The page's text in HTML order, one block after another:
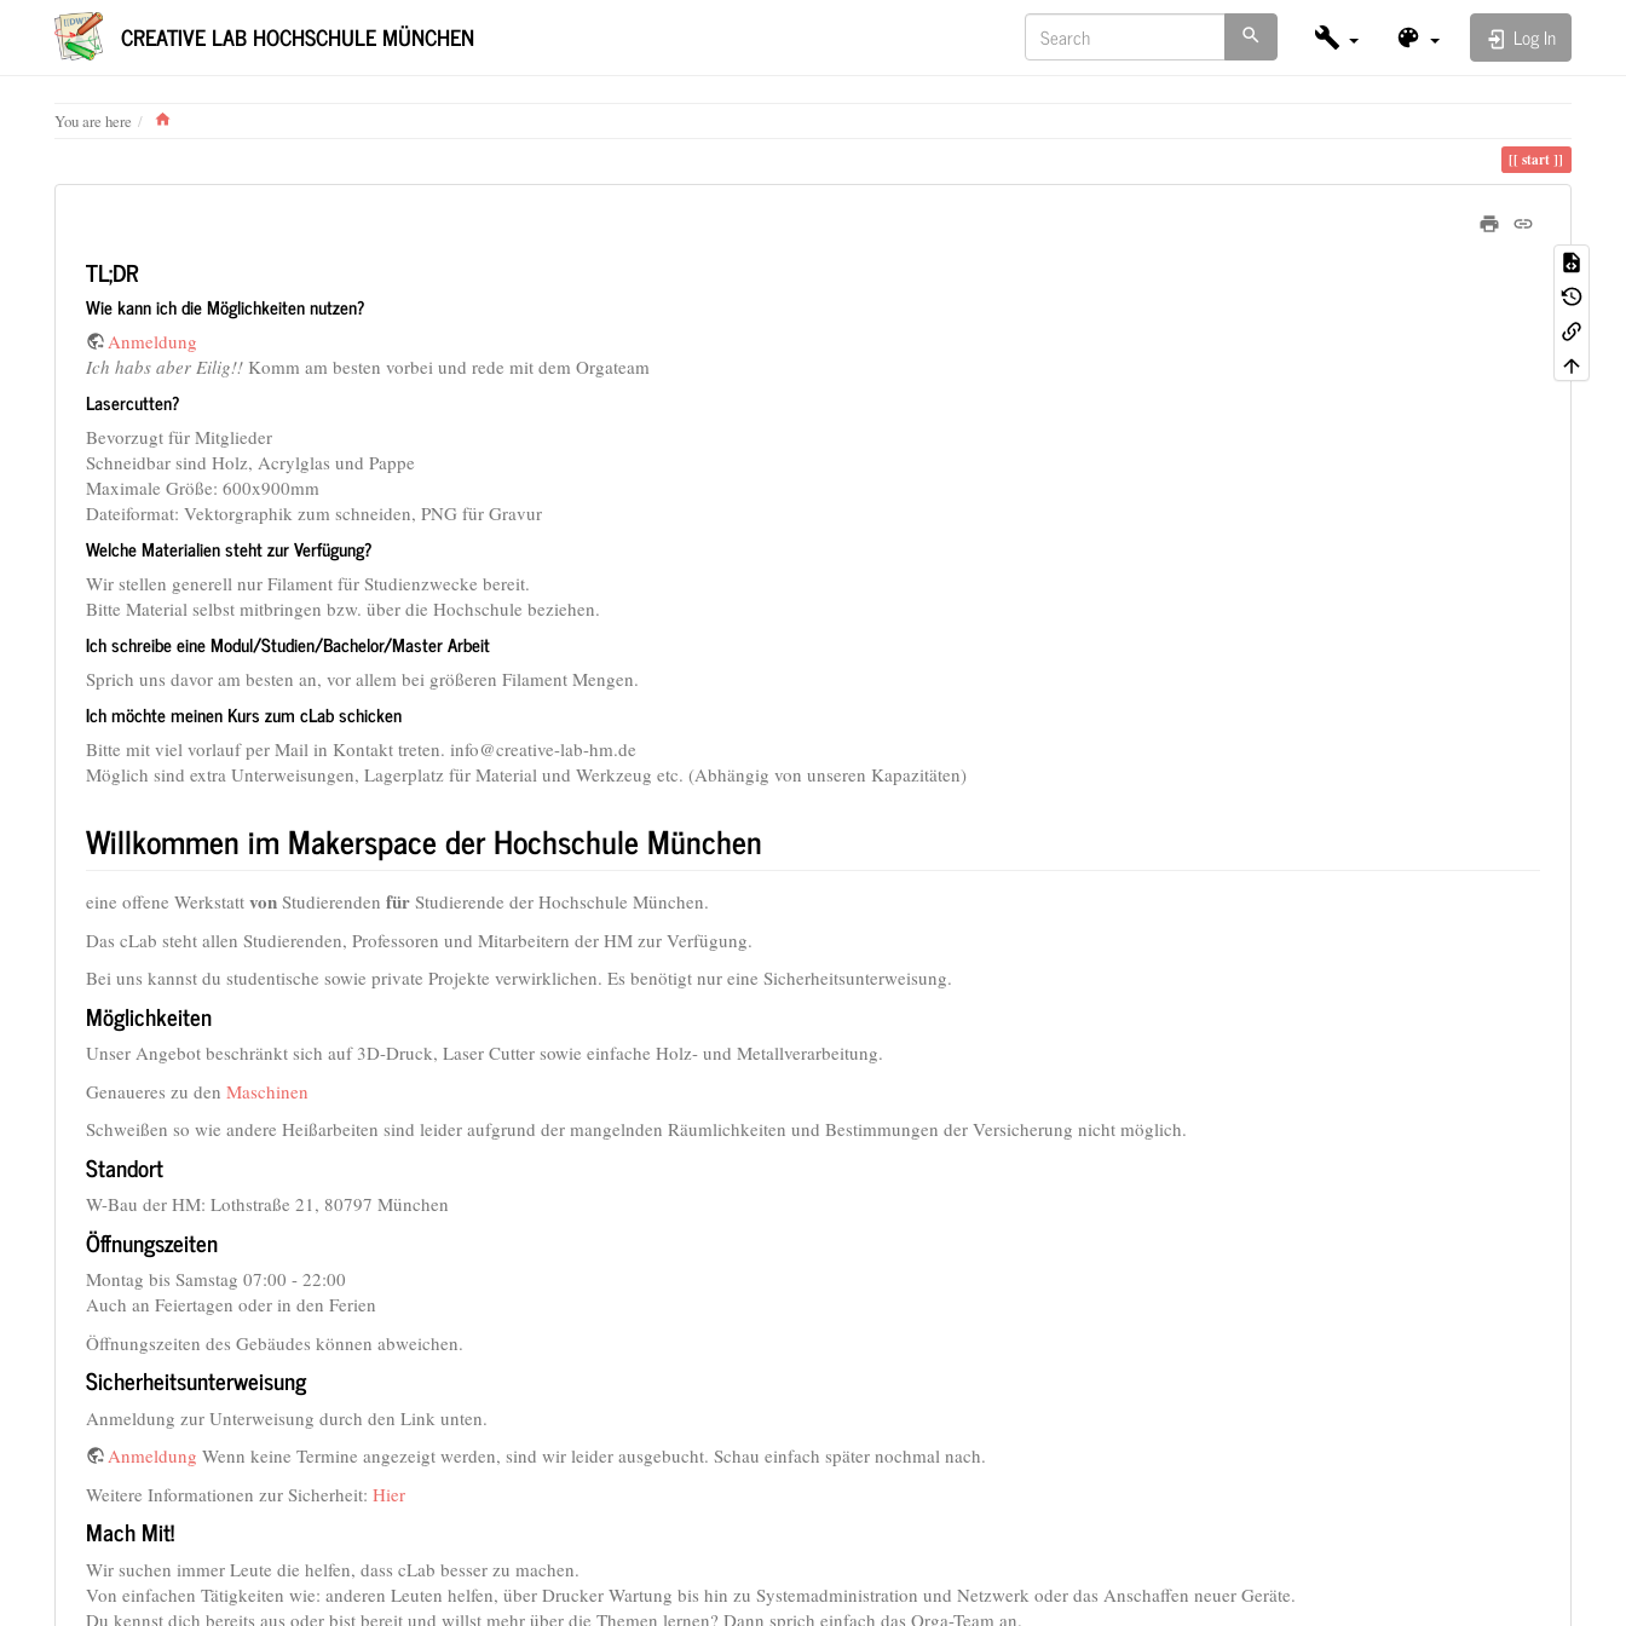
CREATIVE LAB HOCHSCHULE MÜNCHEN Log In
You are here
start
TL;DR
Wie kann ich die Möglichkeiten nutzen?
Anmeldung
Ich habs aber Eilig!! Komm am besten vorbei und rede mit dem Orgateam
Lasercutten?
Bevorzugt für Mitglieder
Schneidbar sind Holz, Acrylglas und Pappe
Maximale Größe: 600x900mm
Dateiformat: Vektorgraphik zum schneiden, PNG für Gravur
Welche Materialien steht zur Verfügung?
Wir stellen generell nur Filament für Studienzwecke bereit.
Bitte Material selbst mitbringen bzw. über die Hochschule beziehen.
Ich schreibe eine Modul/Studien/Bachelor/Master Arbeit
Sprich uns davor am besten an, vor allem bei größeren Filament Mengen.
Ich möchte meinen Kurs zum cLab schicken
Bitte mit viel vorlauf per Mail in Kontakt treten. info@creative-lab-hm.de
Möglich sind extra Unterweisungen, Lagerplatz für Material und Werkzeug etc. (Abhängig von unseren Kapazitäten)
Willkommen im Makerspace der Hochschule München
eine offene Werkstatt von Studierenden für Studierende der Hochschule München.
Das cLab steht allen Studierenden, Professoren und Mitarbeitern der HM zur Verfügung.
Bei uns kannst du studentische sowie private Projekte verwirklichen. Es benötigt nur eine Sicherheitsunterweisung.
Möglichkeiten
Unser Angebot beschränkt sich auf 3D-Druck, Laser Cutter sowie einfache Holz- und Metallverarbeitung.
Genaueres zu den Maschinen
Schweißen so wie andere Heißarbeiten sind leider aufgrund der mangelnden Räumlichkeiten und Bestimmungen der Versicherung nicht möglich.
Standort
W-Bau der HM: Lothstraße 21, 80797 München
Öffnungszeiten
Montag bis Samstag 07:00 - 22:00
Auch an Feiertagen oder in den Ferien
Öffnungszeiten des Gebäudes können abweichen.
Sicherheitsunterweisung
Anmeldung zur Unterweisung durch den Link unten.
Anmeldung Wenn keine Termine angezeigt werden, sind wir leider ausgebucht. Schau einfach später nochmal nach.
Weitere Informationen zur Sicherheit: Hier
Mach Mit!
Wir suchen immer Leute die helfen, dass cLab besser zu machen.
Von einfachen Tätigkeiten wie: anderen Leuten helfen, über Drucker Wartung bis hin zu Systemadministration und Netzwerk oder das Anschaffen neuer Geräte.
Du kennst dich bereits aus oder bist bereit und willst mehr über die Themen lernen? Dann sprich einfach das Orga-Team an.